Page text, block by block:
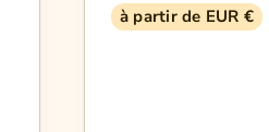
à partir de EUR €